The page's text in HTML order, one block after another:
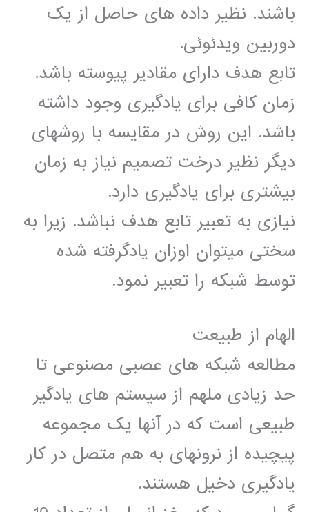
باشند. نظیر داده های حاصل از یک
دوربین ویدئوئی.
تابع هدف دارای مقادیر پیوسته باشد.
زمان کافی برای یادگیری وجود داشته
باشد. این روش در مقایسه با روشهای
دیگر نظیر درخت تصمیم نیاز به زمان
بیشتری برای یادگیری دارد.
نیازی به تعبیر تابع هدف نباشد. زیرا به
سختی میتوان اوزان یادگرفته شده
توسط شبکه را تعبیر نمود.
الهام از طبیعت
مطالعه شبکه های عصبی مصنوعی تا
حد زیادی ملهم از سیستم های یادگیر
طبیعی است که در آنها یک مجموعه
پیچیده از نرونهای به هم متصل در کار
یادگیری دخیل هستند.